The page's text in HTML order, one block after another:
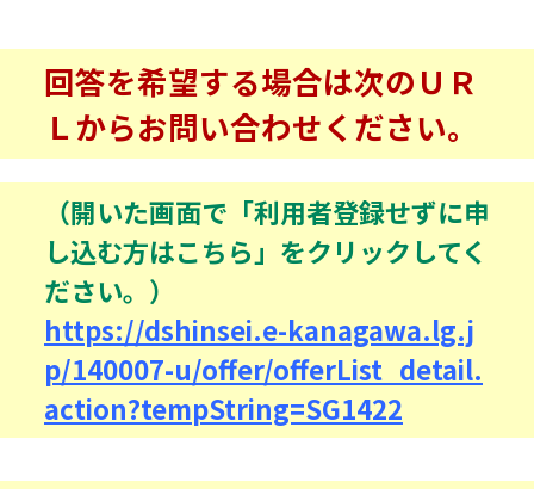
回答を希望する場合は次のＵＲ
Ｌからお問い合わせください。
（開いた画面で「利用者登録せずに申
し込む方はこちら」をクリックしてく
ださい。）
https://dshinsei.e-kanagawa.lg.j
p/140007-u/offer/offerList_detail.
action?tempString=SG1422